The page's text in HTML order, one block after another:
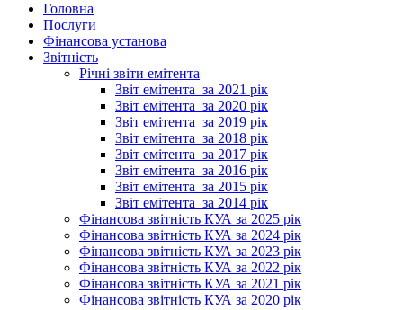
Головна
Послуги
Фінансова установа
Звітність
Річні звіти емітента
Звіт емітента_за 2021 рік
Звіт емітента_за 2020 рік
Звіт емітента_за 2019 рік
Звіт емітента_за 2018 рік
Звіт емітента_за 2017 рік
Звіт емітента_за 2016 рік
Звіт емітента_за 2015 рік
Звіт емітента_за 2014 рік
Фінансова звітність КУА за 2025 рік
Фінансова звітність КУА за 2024 рік
Фінансова звітність КУА за 2023 рік
Фінансова звітність КУА за 2022 рік
Фінансова звітність КУА за 2021 рік
Фінансова звітність КУА за 2020 рік